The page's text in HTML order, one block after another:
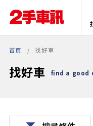
首頁 找好車
找好車 find a good